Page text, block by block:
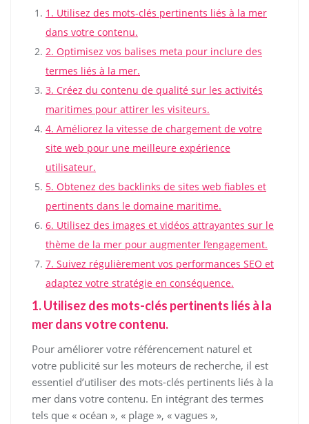
1. Utilisez des mots-clés pertinents liés à la mer
dans votre contenu.
2. Optimisez vos balises meta pour inclure des
termes liés à la mer.
3. Créez du contenu de qualité sur les activités
maritimes pour attirer les visiteurs.
4. Améliorez la vitesse de chargement de votre
site web pour une meilleure expérience
utilisateur.
5. Obtenez des backlinks de sites web fiables et
pertinents dans le domaine maritime.
6. Utilisez des images et vidéos attrayantes sur le
thème de la mer pour augmenter l’engagement.
7. Suivez régulièrement vos performances SEO et
adaptez votre stratégie en conséquence.
1. Utilisez des mots-clés pertinents liés à la
mer dans votre contenu.
Pour améliorer votre référencement naturel et
votre publicité sur les moteurs de recherche, il est
essentiel d’utiliser des mots-clés pertinents liés à la
mer dans votre contenu. En intégrant des termes
tels que « océan », « plage », « vagues »,